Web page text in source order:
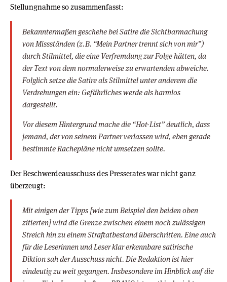
Stellungnahme so zusammenfasst:
Bekanntermaßen geschehe bei Satire die Sichtbarmachung
von Missständen (z.B. “Mein Partner trennt sich von mir”)
durch Stilmittel, die eine Verfremdung zur Folge hätten, da
der Text von dem normalerweise zu erwartenden abweiche.
Folglich setze die Satire als Stilmittel unter anderem die
Verdrehungen ein: Gefährliches werde als harmlos
dargestellt.
Vor diesem Hintergrund mache die “Hot-List” deutlich, dass
jemand, der von seinem Partner verlassen wird, eben gerade
bestimmte Rachepläne nicht umsetzen sollte.
Der Beschwerdeausschuss des Presserates war nicht ganz
überzeugt:
Mit einigen der Tipps [wie zum Beispiel den beiden oben
zitierten] wird die Grenze zwischen einem noch zulässigen
Streich hin zu einem Straftatbestand überschritten. Eine auch
für die Leserinnen und Leser klar erkennbare satirische
Diktion sah der Ausschuss nicht. Die Redaktion ist hier
eindeutig zu weit gegangen. Insbesondere im Hinblick auf die